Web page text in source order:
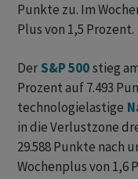
Punkte zu. Im
Plus von 1,5 Prozent.
Der S&P 500stieg
Prozent auf 7.493
technologielastige
in die Verlustzone
29.588 Punkte nach
Wochenplus von 1,6